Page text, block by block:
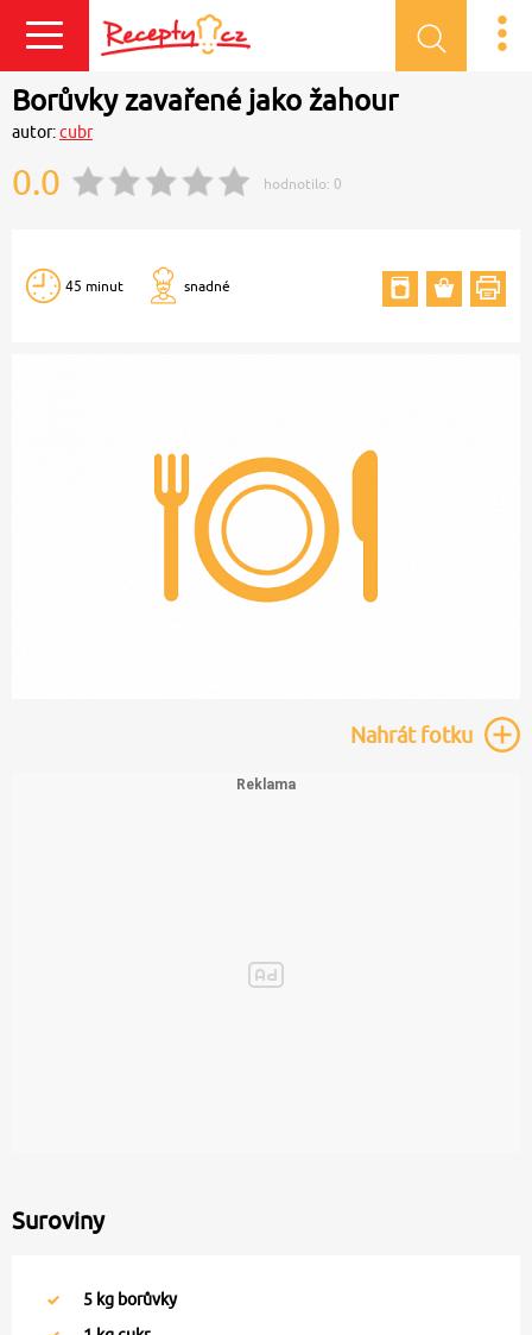
Přihlásit se
Borůvky zavařené jako žahour
autor:cubr
0.0 hodnotilo: 0
45 minut snadné
Nahrátfotku
Suroviny
5 kg borůvky